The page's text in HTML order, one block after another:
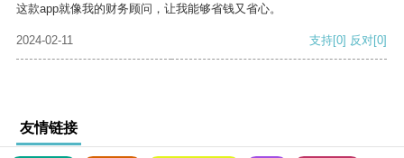
这款app就像我的财务顾问，让我能够省钱又省心。
2024-02-11 支持[0] 反对[0]
友情链接